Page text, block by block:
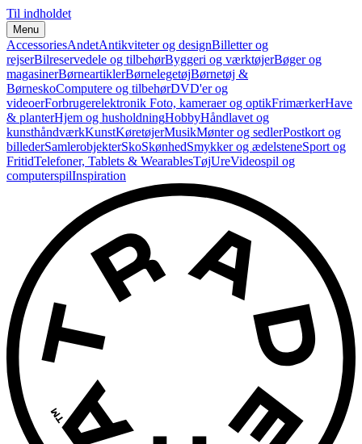
Til indholdet
Menu
AccessoriesAndetAntikviteter og designBilletter og
rejserBilreservedele og tilbehørByggeri og værktøjerBøger og
magasinerBørneartiklerBørnelegetøjBørnetøj &
BørneskoComputere og tilbehørDVD'er og
videoerForbrugerelektronik Foto, kameraer og optikFrimærkerHave
& planterHjem og husholdningHobbyHåndlavet og
kunsthåndværkKunstKøretøjerMusikMønter og sedlerPostkort og
billederSamlerobjekterSkoSkønhedSmykker og ædelsteneSport og
FritidTelefoner, Tablets & WearablesTøjUreVideospil og
computerspilInspiration